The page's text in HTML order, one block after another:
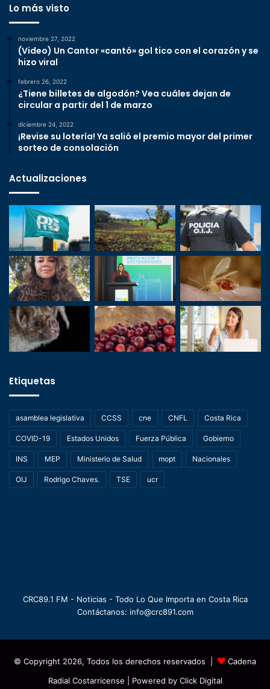
Lo más visto
noviembre 27, 2022
(Video) Un Cantor «cantó» gol tico con el corazón y se
hizo viral
febrero 26, 2022
¿Tiene billetes de algodón? Vea cuáles dejan de
circular a partir del 1 de marzo
diciembre 24, 2022
¡Revise su lotería! Ya salió el premio mayor del primer
sorteo de consolación
Actualizaciones
Etiquetas
asamblea legislativa CCSS cne CNFL Costa Rica
COVID-19 Estados Unidos Fuerza Pública Gobierno
INS MEP Ministerio de Salud mopt Nacionales
OIJ Rodrigo Chaves. TSE ucr
CRC89.1 FM - Noticias - Todo Lo Que Importa en Costa Rica
Contáctanos: info@crc891.com
© Copyright 2026, Todos los derechos reservados |
Cadena
Radial Costarricense | Powered by Click Digital